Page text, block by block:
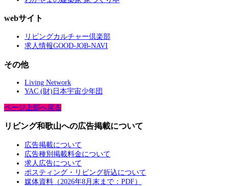
webサイト
リビングカルチャー倶楽部
求人情報GOOD-JOB-NAVI
その他
Living Network
YAC (財)日本宇宙少年団
ページ上部へ戻る
リビング和歌山への広告掲載について
広告掲載について
広告種別掲載料金について
求人広告について
ポスティング・リビング折込について
媒体資料（2026年8月末まで：PDF）